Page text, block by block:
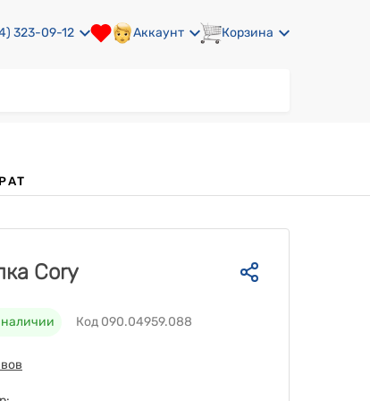
323-09-12 Аккаунт Корзина
Cory
Код 090.04959.088